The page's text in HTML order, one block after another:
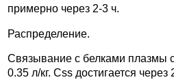
примерно через 2-3 ч.
Распределение.
Связывание с белками плазмы
0.35 л/кг. Css достигается через